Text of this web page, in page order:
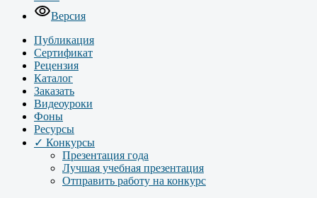
Версия
Публикация
Сертификат
Рецензия
Каталог
Заказать
Видеоуроки
Фоны
Ресурсы
✓ Конкурсы
Презентация года
Лучшая учебная презентация
Отправить работу на конкурс